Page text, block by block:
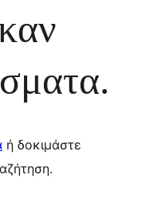
ή δοκιμάστε